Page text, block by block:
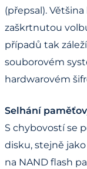
(přepsal).
zaškrtnutou
případů tak
souborovém
hardwarovém
Selhání
S chybovostí se
disku, stejně
na NAND flash